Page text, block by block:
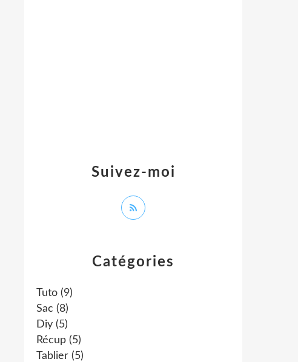
Catégories
Tuto (9)
Sac (8)
Diy (5)
Récup (5)
Tablier (5)
Suivez-moi